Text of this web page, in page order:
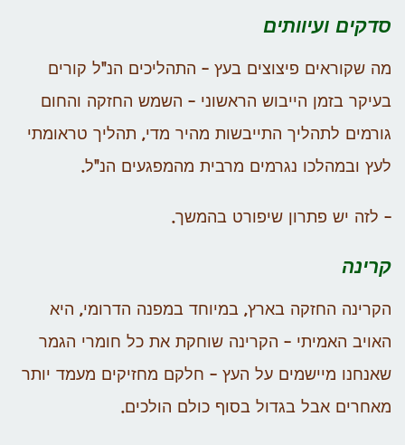
סדקים ועיוותים
מה שקוראים פיצוצים בעץ – התהליכים הנ"ל קורים
בעיקר בזמן הייבוש הראשוני – השמש החזקה והחום
גורמים לתהליך התייבשות מהיר מדי, תהליך טראומתי
לעץ ובמהלכו נגרמים מרבית מהמפגעים הנ"ל.
– לזה יש פתרון שיפורט בהמשך.
קרינה
הקרינה החזקה בארץ, במיוחד במפנה הדרומי, היא
האויב האמיתי – הקרינה שוחקת את כל חומרי הגמר
שאנחנו מיישמים על העץ – חלקם מחזיקים מעמד יותר
מאחרים אבל בגדול בסוף כולם הולכים.